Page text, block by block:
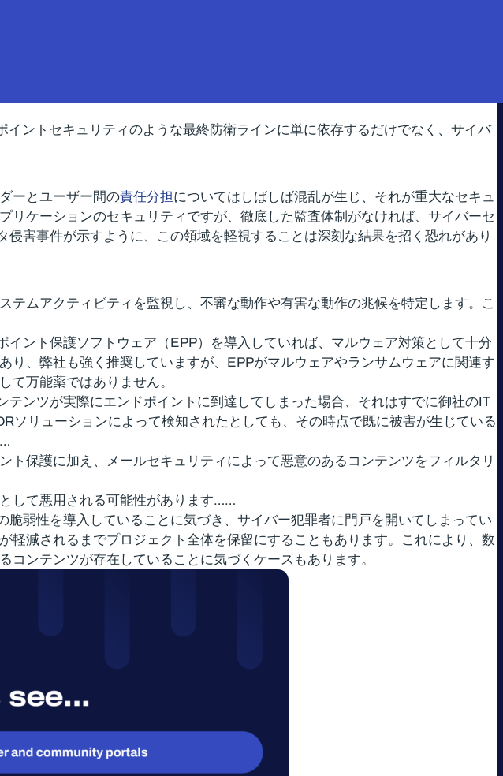
ントセキュリティのような最終防衛ラインに単に依存するだけでなく、サイバ
ーとユーザー間の責任分担についてはしばしば混乱が生じ、それが重大なセキュ
ケーションのセキュリティですが、徹底した監査体制がなければ、サイバーセ
侵害事件が示すように、この領域を軽視することは深刻な結果を招く恐れがあり
ムアクティビティを監視し、不審な動作や有害な動作の兆候を特定します。こ
ント保護ソフトウェア（EPP）を導入していれば、マルウェア対策として十分
、弊社も強く推奨していますが、EPPがマルウェアやランサムウェアに関連す
て万能薬ではありません。
ンツが実際にエンドポイントに到達してしまった場合、それはすでに御社のIT
リューションによって検知されたとしても、その時点で既に被害が生じている
保護に加え、メールセキュリティによって悪意のあるコンテンツをフィルタリ
して悪用される可能性があります……
弱性を導入していることに気づき、サイバー犯罪者に門戸を開いてしまってい
減されるまでプロジェクト全体を保留にすることもあります。これにより、数
ンテンツが存在していることに気づくケースもあります。